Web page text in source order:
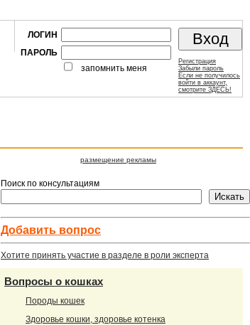
ЛОГИН
ПАРОЛЬ
запомнить меня
Регистрация
Забыли пароль
Если не получилось
войти в аккаунт,
смотрите ЗДЕСЬ!
размещение рекламы
Поиск по консультациям
Добавить вопроc
Хотите принять участие в разделе в роли эксперта
Вопросы о кошках
Породы кошек
Здоровье кошки, здоровье котенка